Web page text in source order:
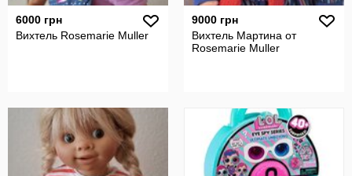
6000 грн
Вихтель Rosemarie Muller
9000 грн
Вихтель Мартина от
Rosemarie Muller